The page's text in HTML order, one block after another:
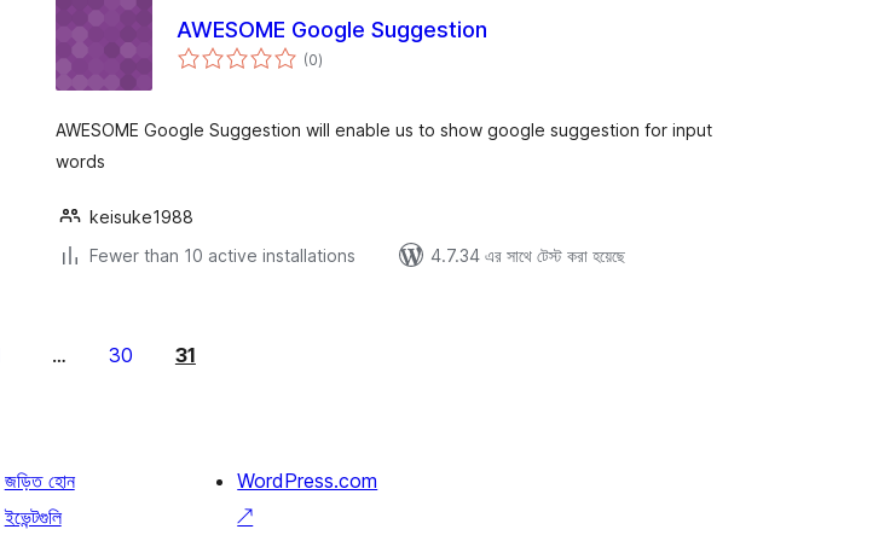
AWESOME Google Suggestion
(0total
ratings
)
AWESOME Google Suggestion will enable us to show google suggestion for input
words
keisuke1988
Fewer than 10 active installations
4.7.34 এর সাথে টেস্ট করা হয়েছে
… 30 31
জড়িত হোন
ইভেন্টগুলি
WordPress.com
↗